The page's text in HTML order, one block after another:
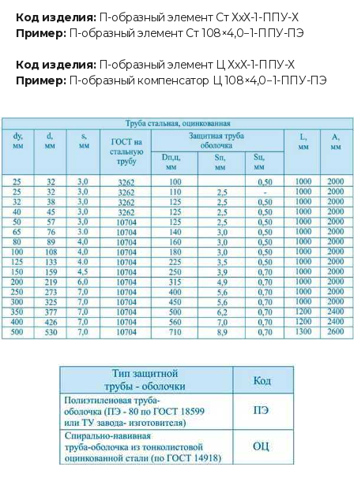
Код изделия:П-образный элемент Ст ХхХ-1-ППУ-Х
Пример: П-образный элемент Ст 108×4,0−1-ППУ-ПЭ
Код изделия:П-образный элемент Ц ХхХ-1-ППУ-Х
Пример:П-образный компенсатор Ц 108×4,0−1-ППУ-ПЭ